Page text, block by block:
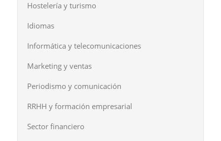
Hostelería y turismo
Idiomas
Informática y telecomunicaciones
Marketing y ventas
Periodismo y comunicación
RRHH y formación empresarial
Sector financiero